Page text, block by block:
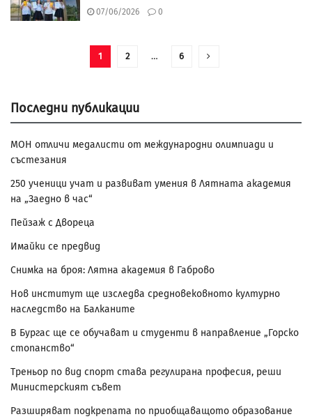
07/06/2026 0
1 2 … 6
Последни публикации
МОН отличи медалисти от международни олимпиади и
състезания
250 ученици учат и развиват умения в Лятната академия
на „Заедно в час“
Пейзаж с Двореца
Имайки се предвид
Снимка на броя: Лятна академия в Габрово
Нов институт ще изследва средновековното културно
наследство на Балканите
В Бургас ще се обучават и студенти в направление „Горско
стопанство“
Треньор по вид спорт става регулирана професия, реши
Министерският съвет
Разширяват подкрепата по приобщаващото образование